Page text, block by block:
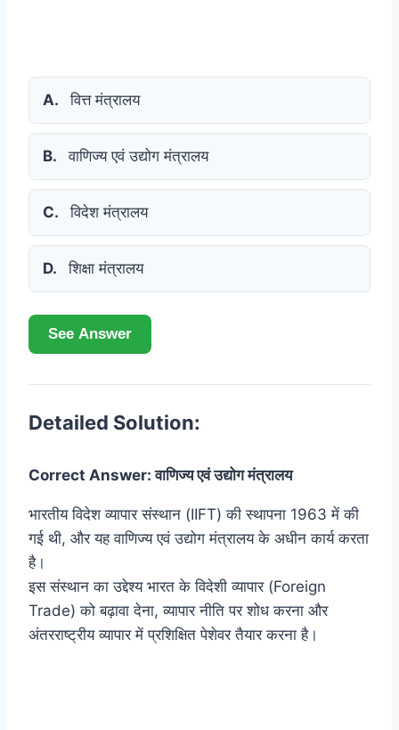
A. वित्त मंत्रालय
B. वाणिज्य एवं उद्योग मंत्रालय
C. विदेश मंत्रालय
D. शिक्षा मंत्रालय
See Answer
Detailed Solution:
Correct Answer: वाणिज्य एवं उद्योग मंत्रालय
भारतीय विदेश व्यापार संस्थान (IIFT) की स्थापना 1963 में की
गई थी, और यह वाणिज्य एवं उद्योग मंत्रालय के अधीन कार्य करता
है।
इस संस्थान का उद्देश्य भारत के विदेशी व्यापार (Foreign
Trade) को बढ़ावा देना, व्यापार नीति पर शोध करना और
अंतरराष्ट्रीय व्यापार में प्रशिक्षित पेशेवर तैयार करना है।